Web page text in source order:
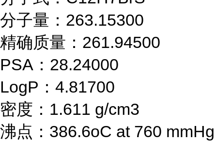
分子量：263.15300
精确质量：261.94500
PSA：28.24000
LogP：4.81700
密度：1.611 g/cm3
沸点：386.6oC at 760 mmHg